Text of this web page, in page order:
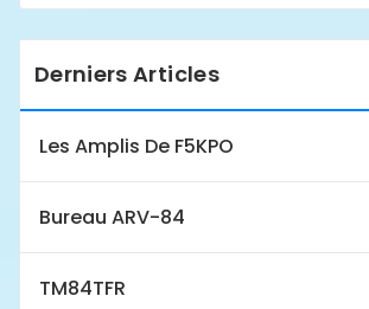
Derniers Articles
Les Amplis De F5KPO
Bureau ARV-84
TM84TFR